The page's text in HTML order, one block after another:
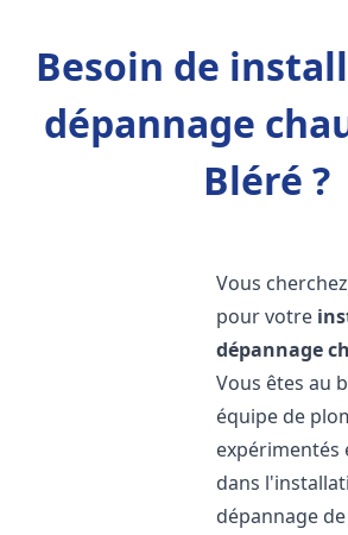
Besoin de
dépannage
Bléré ?
Vous
pour votre
dépannage
Vous êtes au
équipe de
expérimentés
dans
dépannage